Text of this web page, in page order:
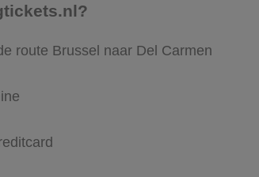
route Brussel naar Del Carmen